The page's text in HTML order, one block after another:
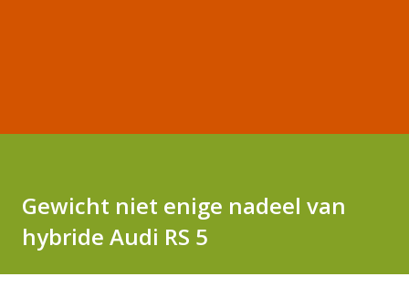
Gewicht niet enige nadeel van
hybride Audi RS 5